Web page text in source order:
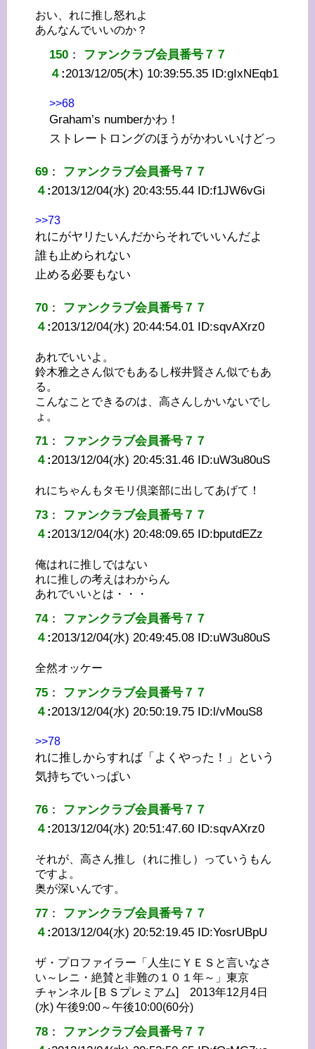
おい、れに推し怒れよ
あんなんでいいのか？
150 ： ファンクラブ会員番号７７
４ :2013/12/05(木) 10:39:55.35 ID:gIxNEqb1
>>68
Graham’s numberかわ！
ストレートロングのほうがかわいいけどっ
69 ： ファンクラブ会員番号７７
４ :2013/12/04(水) 20:43:55.44 ID:f1JW6vGi
>>73
れにがヤリたいんだからそれでいいんだよ
誰も止められない
止める必要もない
70 ： ファンクラブ会員番号７７
４ :2013/12/04(水) 20:44:54.01 ID:sqvAXrz0
あれでいいよ。
鈴木雅之さん似でもあるし桜井賢さん似でもあ
る。
こんなことできるのは、高さんしかいないでし
ょ。
71 ： ファンクラブ会員番号７７
４ :2013/12/04(水) 20:45:31.46 ID:uW3u80uS
れにちゃんもタモリ倶楽部に出してあげて！
73 ： ファンクラブ会員番号７７
４ :2013/12/04(水) 20:48:09.65 ID:bputdEZz
俺はれに推しではない
れに推しの考えはわからん
あれでいいとは・・・
74： ファンクラブ会員番号７７
４ :2013/12/04(水) 20:49:45.08 ID:uW3u80uS
全然オッケー
75 ： ファンクラブ会員番号７７
４ :2013/12/04(水) 20:50:19.75 ID:l/vMouS8
>>78
れに推しからすれば「よくやった！」という
気持ちでいっぱい
76 ： ファンクラブ会員番号７７
４ :2013/12/04(水) 20:51:47.60 ID:sqvAXrz0
それが、高さん推し（れに推し）っていうもん
ですよ。
奥が深いんです。
77 ： ファンクラブ会員番号７７
４ :2013/12/04(水) 20:52:19.45 ID:YosrUBpU
ザ・プロファイラー「人生にＹＥＳと言いなさ
い～レニ・絶賛と非難の１０１年～」東京
チャンネル [ＢＳプレミアム] 2013年12月4日
(水) 午後9:00～午後10:00(60分)
78 ： ファンクラブ会員番号７７